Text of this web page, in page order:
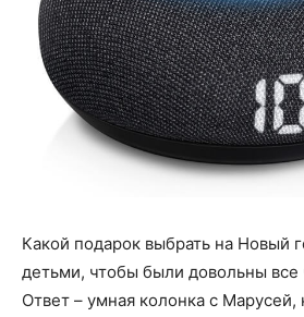
Какой подарок выбрать на Новый
детьми, чтобы были довольны
Ответ – умная колонка с Марусей,